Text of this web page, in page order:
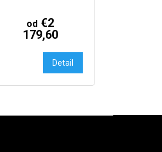
od €2
179,60
Detail